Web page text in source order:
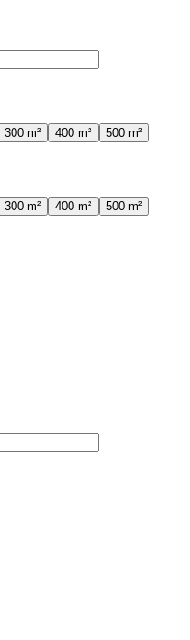
300 m² 400 m² 500 m²
300 m² 400 m² 500 m²